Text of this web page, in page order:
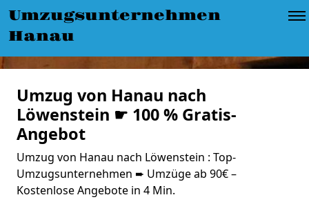
Umzugsunternehmen
Hanau
Umzug von Hanau nach
Löwenstein ☛ 100 % Gratis-
Angebot
Umzug von Hanau nach Löwenstein : Top-
Umzugsunternehmen ➨ Umzüge ab 90€ –
Kostenlose Angebote in 4 Min.